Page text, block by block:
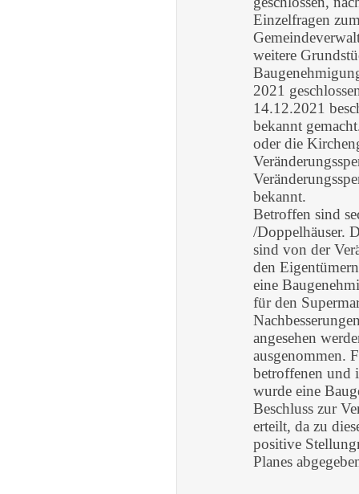
Einzelfragen
weitere
2021
14.12.2021
bekannt
oder die
bekannt.
Betroffen sind
/Doppelhäuser.
sind von der
den
eine
für den
angesehen
ausgenommen.
betroffenen und
wurde eine
Beschluss zur
erteilt, da zu
positive
Planes